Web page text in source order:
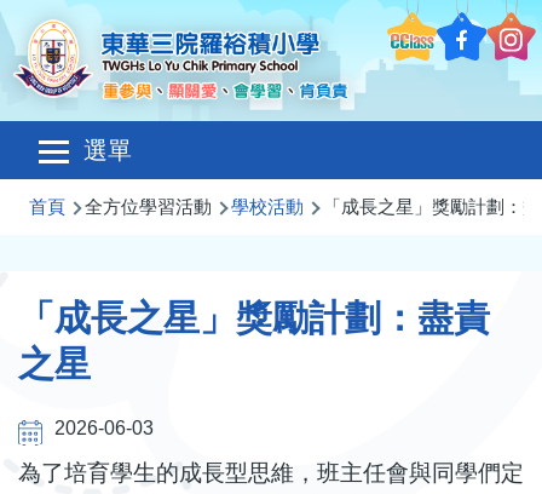
移至主內容
選單
Main
navigation
導
結
首頁 全方位學習活動 學校活動 「成長之星」獎勵計劃：
「成長之星」獎勵計劃：盡責
之星
2026-06-03
為了培育學生的成長型思維，班主任會與同學們定